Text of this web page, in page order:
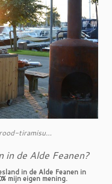
tiramisu…
in de Alde Feanen?
in de Alde Feanen in
mijn eigen mening.